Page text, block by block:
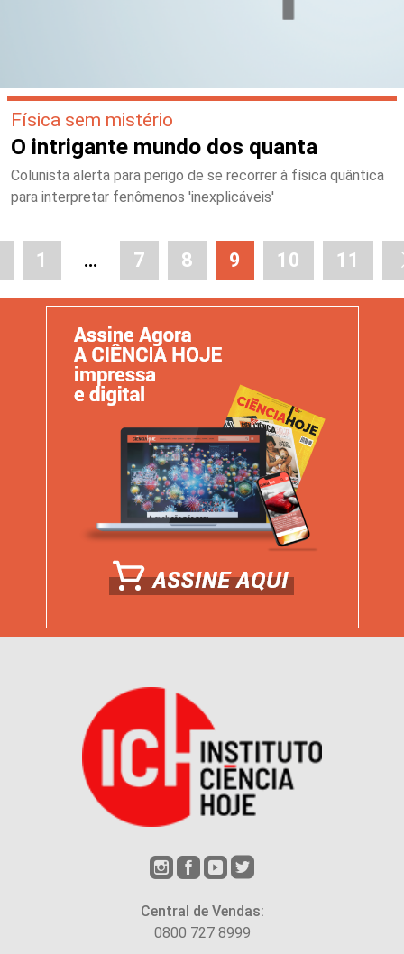
Física sem mistério
O intrigante mundo dos quanta
Colunista alerta para perigo de se recorrer à física quântica
para interpretar fenômenos 'inexplicáveis'
1 … 7 8 9 10 11
Central de Vendas:
0800 727 8999